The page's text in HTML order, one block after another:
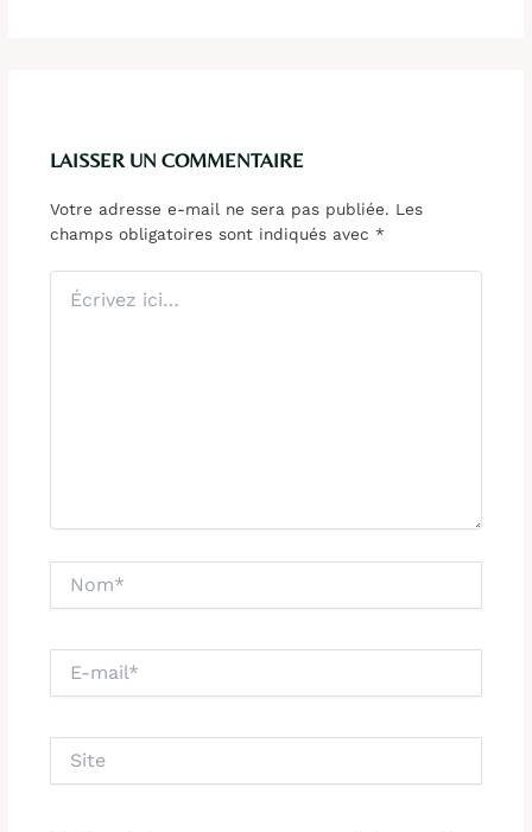
LAISSER UN COMMENTAIRE
Votre adresse e-mail ne sera pas publiée. Les
champs obligatoires sont indiqués avec *
ici…
mail*